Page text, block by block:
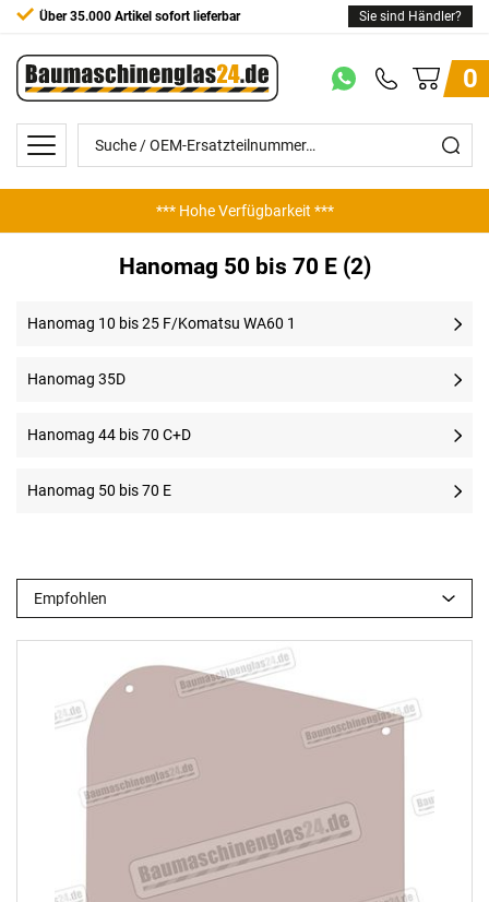
Über 35.000 Artikel sofort lieferbar Sie sind Händler?
0
*** Hohe Verfügbarkeit ***
Hanomag 50 bis 70 E (2)
Hanomag 10 bis 25 F/Komatsu WA60 1
Hanomag 35D
Hanomag 44 bis 70 C+D
Hanomag 50 bis 70 E